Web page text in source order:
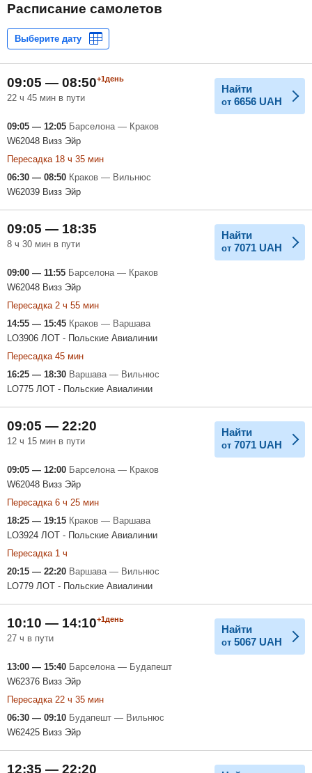
Расписание самолетов
09:05 — 08:50+1день
22 ч 45 мин в пути
Найти
от 6656 UAH
09:05 — 12:05 Барселона — Краков
W62048 Визз Эйр
Пересадка 18 ч 35 мин
06:30 — 08:50 Краков — Вильнюс
W62039 Визз Эйр
09:05 — 18:35
8 ч 30 мин в пути
Найти
от 7071 UAH
09:00 — 11:55 Барселона — Краков
W62048 Визз Эйр
Пересадка 2 ч 55 мин
14:55 — 15:45 Краков — Варшава
LO3906 ЛОТ - Польские Авиалинии
Пересадка 45 мин
16:25 — 18:30 Варшава — Вильнюс
LO775 ЛОТ - Польские Авиалинии
09:05 — 22:20
12 ч 15 мин в пути
Найти
от 7071 UAH
09:05 — 12:00 Барселона — Краков
W62048 Визз Эйр
Пересадка 6 ч 25 мин
18:25 — 19:15 Краков — Варшава
LO3924 ЛОТ - Польские Авиалинии
Пересадка 1 ч
20:15 — 22:20 Варшава — Вильнюс
LO779 ЛОТ - Польские Авиалинии
10:10 — 14:10+1день
27 ч в пути
Найти
от 5067 UAH
13:00 — 15:40 Барселона — Будапешт
W62376 Визз Эйр
Пересадка 22 ч 35 мин
06:30 — 09:10 Будапешт — Вильнюс
W62425 Визз Эйр
12:35 — 22:20